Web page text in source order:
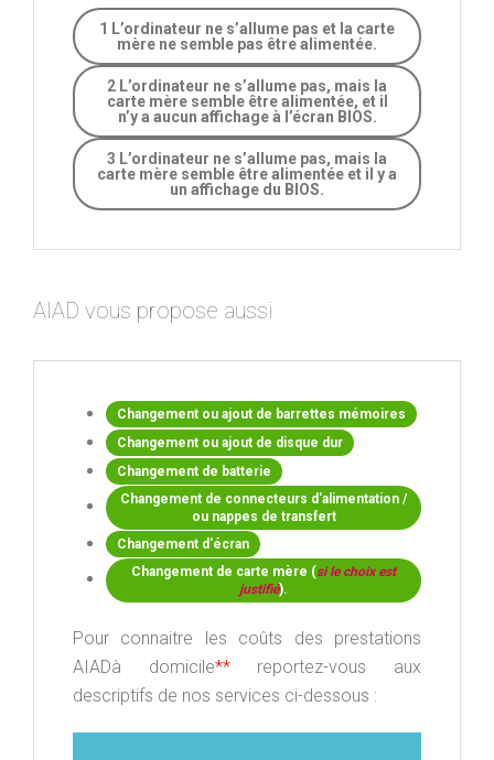
1 L’ordinateur ne s’allume pas et la carte
mère ne semble pas être alimentée.
2 L’ordinateur ne s’allume pas, mais la
carte mère semble être alimentée, et il
n’y a aucun affichage à l’écran BIOS.
3 L’ordinateur ne s’allume pas, mais la
carte mère semble être alimentée et il y a
un affichage du BIOS.
AIAD vous propose aussi
Changement ou ajout de barrettes mémoires
Changement ou ajout de disque dur
Changement de batterie
Changement de connecteurs d'alimentation /
ou nappes de transfert
Changement d'écran
Changement de carte mère (si le choix est
justifié).
Pour connaitre les coûts des prestations
AIADà domicile**reportez-vous aux
descriptifs de nos services ci-dessous :